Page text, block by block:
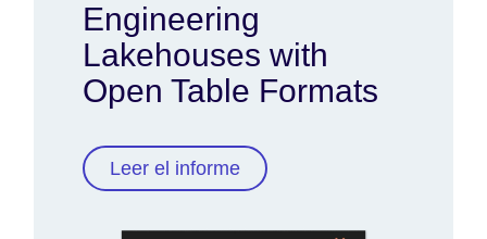
Engineering
Lakehouses with
Open Table Formats
Leer el informe